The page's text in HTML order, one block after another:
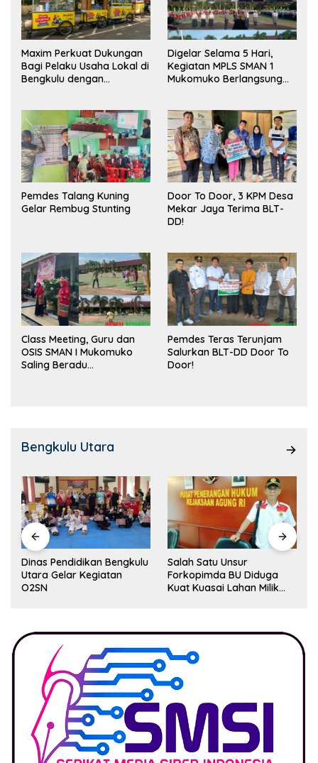
Maxim Perkuat Dukungan
Bagi Pelaku Usaha Lokal di
Bengkulu dengan
Pasar
Digelar Selama 5 Hari,
Kegiatan MPLS SMAN 1
Mukomuko Berlangsung
Pemdes Talang Kuning
Gelar Rembug Stunting
Door To Door, 3 KPM Desa
Mekar Jaya Terima BLT-
DD!
Class Meeting, Guru dan
OSIS SMAN I Mukomuko
Saling Beradu
Pemdes Teras Terunjam
Salurkan BLT-DD Door To
Door!
Bengkulu Utara
Dinas Pendidikan Bengkulu
Utara Gelar Kegiatan
O2SN
Salah Satu Unsur
Forkopimda BU Diduga
Kuat Kuasai Lahan Milik